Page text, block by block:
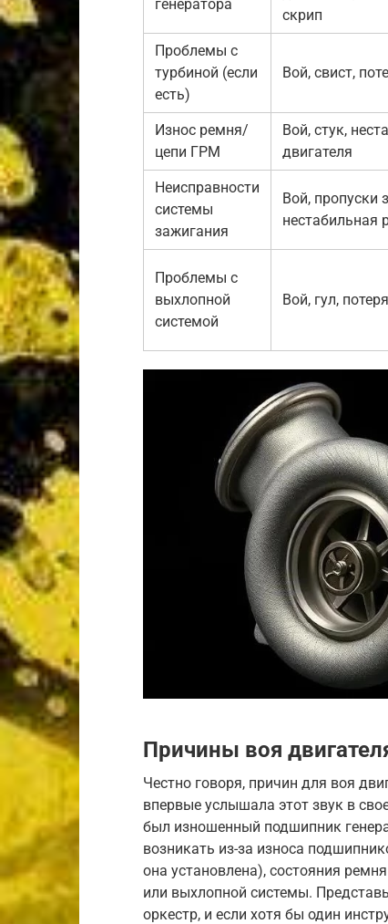
генератора
скрип
Проблемы с
турбиной (если
есть)
Вой, свист,
Износ ремня/
цепи ГРМ
Вой, стук,
двигателя
Неисправности
системы
зажигания
Вой, пропуски
нестабильная
Проблемы с
выхлопной
системой
Вой, гул,
Причины воя
Честно говоря, причин для воя
впервые услышала этот звук в
был изношенный подшипник
возникать из-за износа
она установлена), состояния
или выхлопной системы.
оркестр, и если хотя бы один